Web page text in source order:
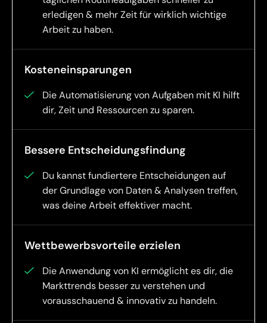
erledigen & mehr Zeit für wirklich wichtige
Arbeit zu haben.
Kosteneinsparungen
Die Automatisierung von Aufgaben mit KI hilft
dir, Zeit und Ressourcen zu sparen.
Bessere Entscheidungsfindung
Du kannst fundiertere Entscheidungen auf
der Grundlage von Daten & Analysen treffen,
was deine Arbeit effektiver macht.
Wettbewerbsvorteile erzielen
Die Anwendung von KI ermöglicht es dir, die
Markttrends besser zu verstehen und
vorausschauend & innovativ zu handeln.